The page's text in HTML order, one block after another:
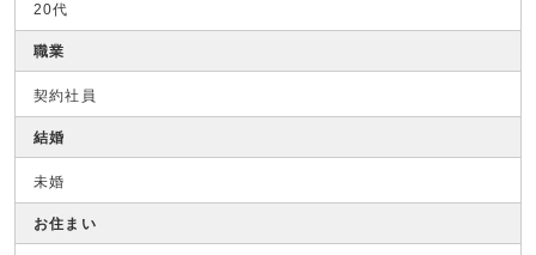
20代
職業
契約社員
結婚
未婚
お住まい